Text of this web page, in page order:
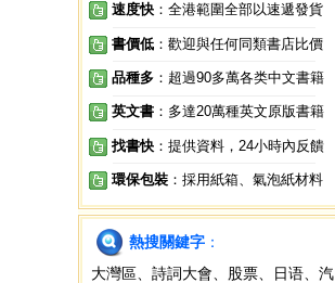
速度快 ：全港範圍全部以速遞發貨
書價低 ：歡迎與任何同類書店比價
品種多 ：超過90多萬各类中文書籍
英文書 ：多達20萬種英文原版書籍
找書快 ：提供資料，24小時內反饋
環保包裝 ：採用紙箱、氣泡紙材料
熱搜關鍵字 ：
大灣區
詩詞大會 股票 日语
汽